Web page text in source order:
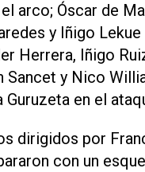
arco; Óscar de
y Iñigo Lekue
Herrera, Iñigo
Sancet y Nico
Guruzeta en el
dirigidos por
con un